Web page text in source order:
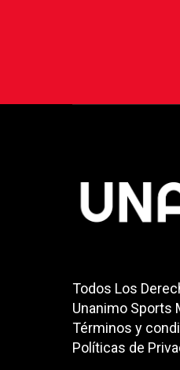
Todos Los
Unanimo Sports
Términos y
Políticas de